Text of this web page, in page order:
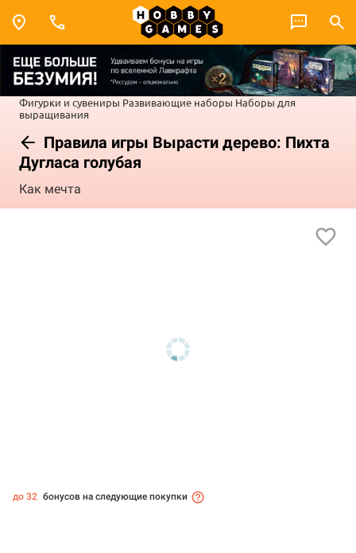
Фигурки и сувениры Развивающие наборы Наборы для
выращивания
Правила игры Вырасти дерево: Пихта
Дугласа голубая
Как мечта
до 32 бонусов на следующие покупки